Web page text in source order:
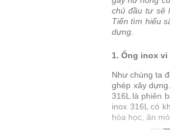
chủ đầu tư sẽ
Tiến tìm hiểu
dựng.
1. Ống inox
Như chúng ta
ghép xây
316L là phiên
inox 316L có
hóa học, ăn